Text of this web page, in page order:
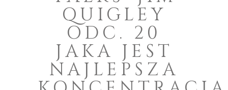
QUIGLEY
ODC. 20
JAKA JEST
NAJLEPSZA